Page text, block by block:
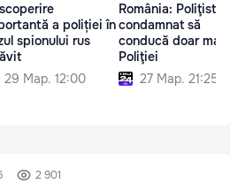
a poliției în
spionului rus
29 Мар. 12:00
România: Poliţist
condamnat să
conducă doar
Poliţiei
27 Мар. 21:25
2 901